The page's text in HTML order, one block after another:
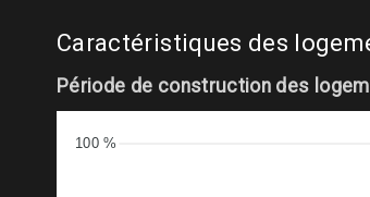
Caractéristiques des
Période de construction des
100 %